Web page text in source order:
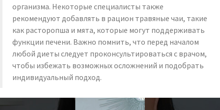
организма. Некоторые специалисты также
рекомендуют добавлять в рацион травяные чаи, такие
как расторопша и мята, которые могут поддерживать
функции печени. Важно помнить, что перед началом
любой диеты следует проконсультироваться с врачом,
чтобы избежать возможных осложнений и подобрать
индивидуальный подход.